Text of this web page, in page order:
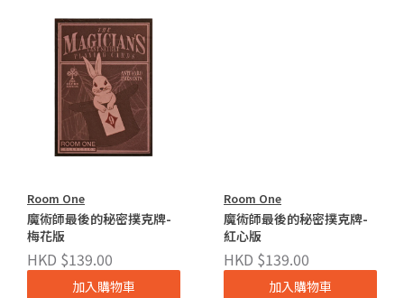
Room One
魔術師最後的秘密撲克牌-
梅花版
HKD $139.00
加入購物車
Room One
魔術師最後的秘密撲克牌-
紅心版
HKD $139.00
加入購物車